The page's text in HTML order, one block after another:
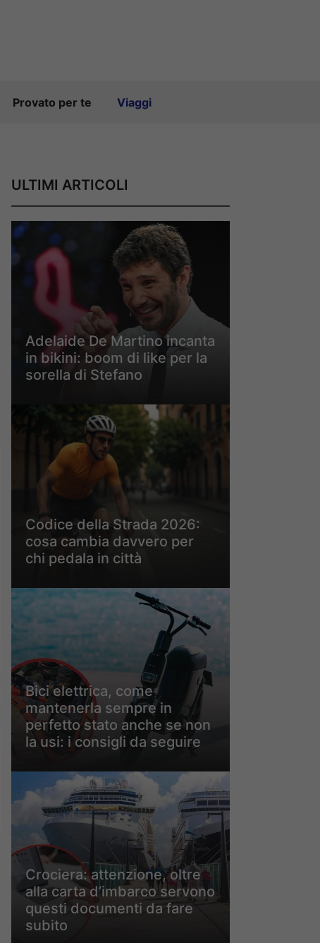
Provato per te Viaggi
ULTIMI ARTICOLI
Adelaide De Martino incanta
in bikini: boom di like per la
sorella di Stefano
Codice della Strada 2026:
cosa cambia davvero per
chi pedala in città
Bici elettrica, come
mantenerla sempre in
perfetto stato anche se non
la usi: i consigli da seguire
Crociera: attenzione, oltre
alla carta d’imbarco servono
questi documenti da fare
subito